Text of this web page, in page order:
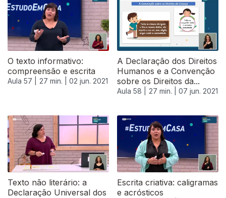
O texto informativo:
compreensão e escrita
Aula 57 | 27 min. | 02 jun. 2021
A Declaração dos Direitos
Humanos e a Convenção
sobre os Direitos da...
Aula 58 | 27 min. | 07 jun. 2021
Texto não literário: a
Declaração Universal dos
Escrita criativa: caligramas
e acrósticos
550969